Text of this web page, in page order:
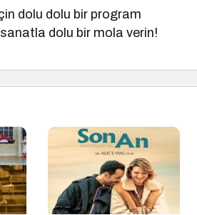
dolu dolu bir program
dolu bir mola verin!